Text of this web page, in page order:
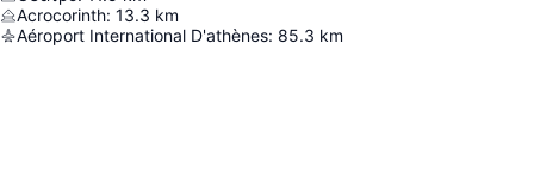
Acrocorinth: 13.3 km
Aéroport International D'athènes: 85.3 km